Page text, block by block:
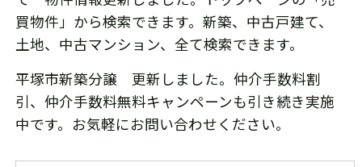
買物件」から検索できます。新築、中古戸建て、
土地、中古マンション、全て検索できます。
平塚市新築分譲 更新しました。仲介手数料割
引、仲介手数料無料キャンペーンも引き続き実施
中です。お気軽にお問い合わせください。